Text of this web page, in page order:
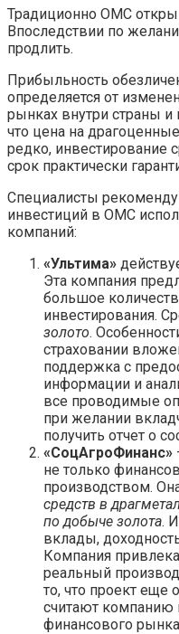
Традиционно ОМС
Впоследствии по
продлить.
Прибыльность
определяется от
рынках внутри страны и
что цена на
редко, инвестирование
срок практически
Специалисты
инвестиций в ОМС
компаний:
«Ультима»
Эта компания
большое
инвестирования.
золото.
страховании
поддержка с
информации и
все проводимые
при желании
получить отчет о
«СоцАгроФинанс»
не только
производством.
средств в
по добыче золота.
вклады,
Компания
реальный
то, что проект еще
считают компанию
финансового